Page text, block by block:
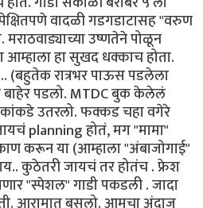
वादळी गडगडाटासह "वरुण
मराठवाड्याच्या उष्णतेने पोळून
आम्हाला हा सुखद धक्काच होता.
(बहुतेक रात्रभर पाऊस पडलेला
पडलो. MTDC बुक केलेलं
उतरलो. फक्कड चहा वगेरे
planning होतं, मग "मामा"
करून या (आम्हाला "अंबाजोगाई"
कुठेतरी जायचं तर होतंच . फ्रेश
"स्पेशल" गाडी पकडली . जादा